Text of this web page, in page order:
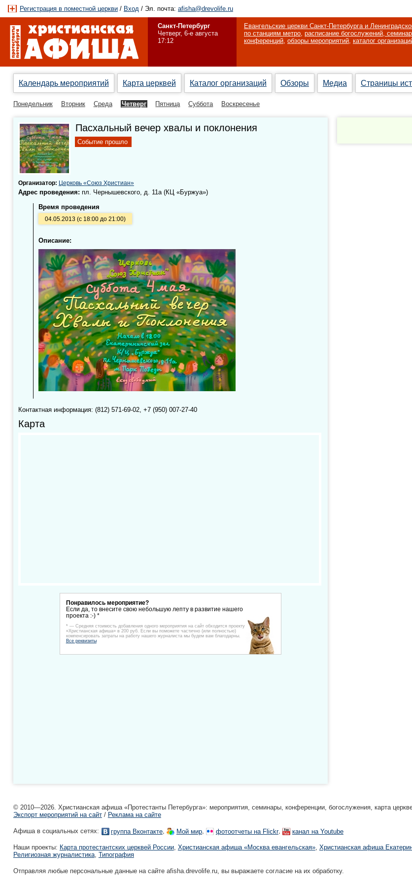
Регистрация в поместной церкви / Вход / Эл. почта: afisha@drevolife.ru
Санкт-Петербург
Четверг, 6-е августа
17:12
Евангельские церкви Санкт-Петербурга и
по станциям метро, расписание богослужений,
конференций, обзоры мероприятий, каталог
Календарь мероприятий Карта церквей Каталог организаций Обзоры Медиа Страницы
Понедельник Вторник Среда Четверг Пятница Суббота Воскресенье
Пасхальный вечер хвалы и поклонения
Событие прошло
Организатор: Церковь «Союз Христиан»
Адрес проведения: пл. Чернышевского, д. 11а (КЦ «Буржуа»)
Время проведения
04.05.2013 (с 18:00 до 21:00)
Описание:
Контактная информация: (812) 571-69-02, +7 (950) 007-27-40
Карта
Понравилось мероприятие?
Если да, то внесите свою небольшую лепту в развитие нашего
проекта :-) *
* — Средняя стоимость добавления одного мероприятия на сайт обходится проекту
«Христианская афиша» в 200 руб. Если вы поможете частично (или полностью)
компенсировать затраты на работу нашего журналиста мы будем вам благодарны.
Все реквизиты
© 2010—2026. Христианская афиша «Протестанты Петербурга»: мероприятия, семинары, конференции, богослужения, карта
Экспорт мероприятий на сайт/ Реклама на сайте
Афиша в социальных сетях: группа Вконтакте, Мой мир, фотоотчеты на Flickr, канал на Youtube
Наши проекты: Карта протестантских церквей России, Христианская афиша «Москва евангельская», Христианская афиша
Религиозная журналистика, Типография
Отправляя любые персональные данные на сайте afisha.drevolife.ru, вы выражаете согласие на их обработку.